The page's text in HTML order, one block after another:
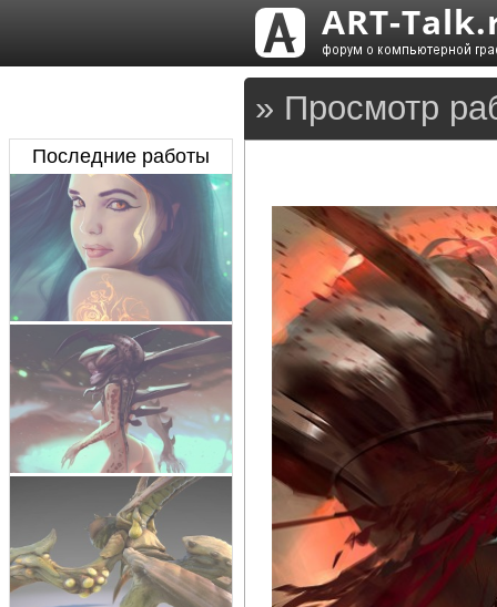
» Просмотр
Последние работы